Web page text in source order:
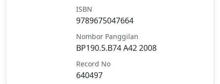
ISBN
9789675047664
Nombor Panggilan
BP190.5.B74 A42 2008
Record No
640497